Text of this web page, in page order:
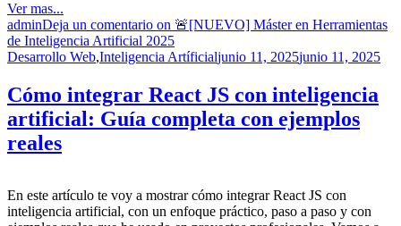
Ver mas...
adminDeja un comentario on 🚨[NUEVO] Máster en Herramientas
de Inteligencia Artificial 2025
Desarrollo Web,Inteligencia Artíficialjunio 11, 2025junio 11, 2025
Cómo integrar React JS con inteligencia
artificial: Guía completa con ejemplos
reales
En este artículo te voy a mostrar cómo integrar React JS con
inteligencia artificial, con un enfoque práctico, paso a paso y con